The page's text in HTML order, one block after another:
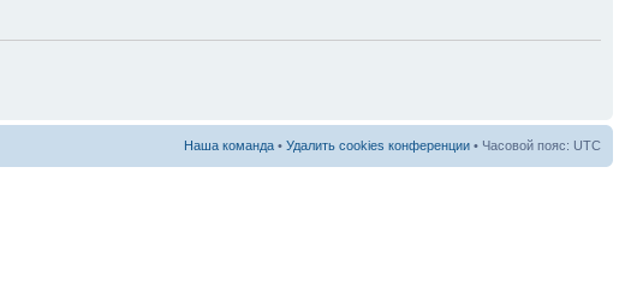
Наша команда • Удалить cookies конференции • Часовой пояс: UTC